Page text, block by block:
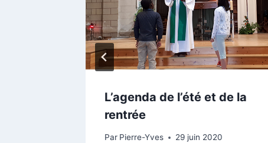
L’agenda de l’été et de la
rentrée
Par Pierre-Yves 29 juin 2020